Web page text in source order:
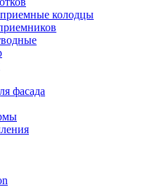
колодцы
фасада